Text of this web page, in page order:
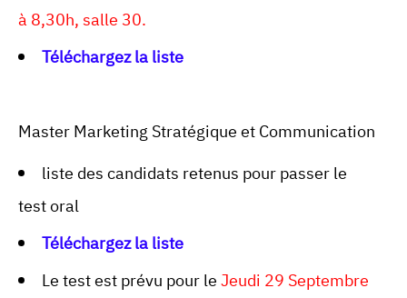
à 8,30h, salle 30.
Téléchargez la liste
Master Marketing Stratégique et Communication
liste des candidats retenus pour passer le
test oral
Téléchargez la liste
Le test est prévu pour leJeudi 29 Septembre